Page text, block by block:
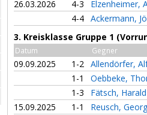
26.03.2026
4-3
Elzenheimer,
4-4 Ackermann,
3. Kreisklasse Gruppe 1
Datum Gegner
09.09.2025 1-2 Allendörfer,
1-1
Oebbeke,
1-3
Fätsch,
15.09.2025
1-1
Reusch,